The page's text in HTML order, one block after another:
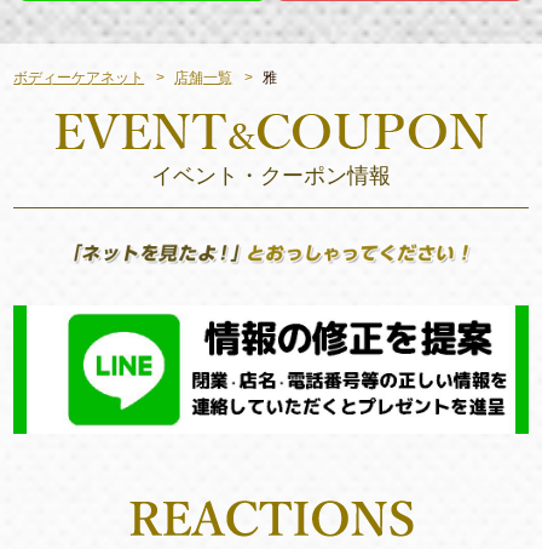
ボディーケアネット 店舗一覧 雅
イベント・クーポン情報